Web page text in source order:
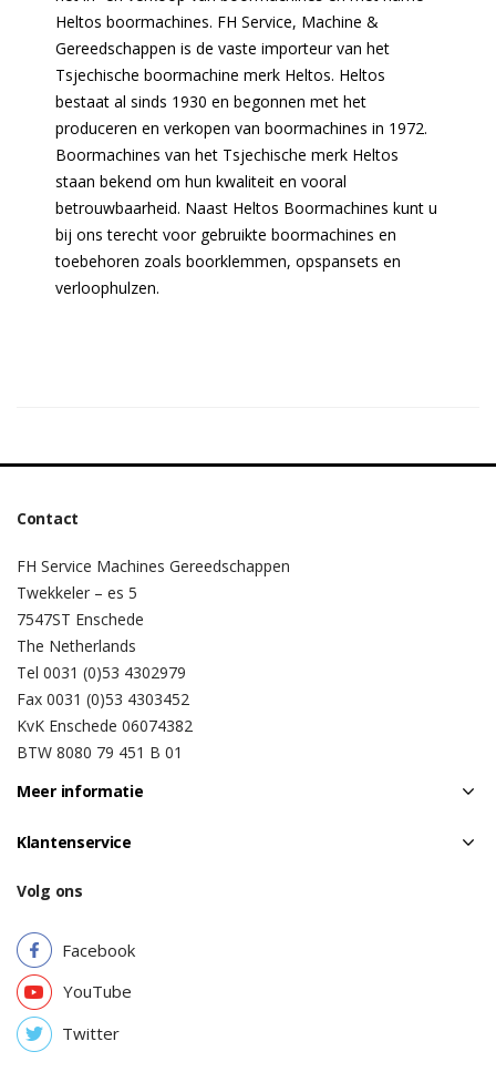
Heltos boormachines. FH Service, Machine &
Gereedschappen is de vaste importeur van het
Tsjechische boormachine merk Heltos. Heltos
bestaat al sinds 1930 en begonnen met het
produceren en verkopen van boormachines in 1972.
Boormachines van het Tsjechische merk Heltos
staan bekend om hun kwaliteit en vooral
betrouwbaarheid. Naast Heltos Boormachines kunt u
bij ons terecht voor gebruikte boormachines en
toebehoren zoals boorklemmen, opspansets en
verloophulzen.
Contact
FH Service Machines Gereedschappen
Twekkeler – es 5
7547ST Enschede
The Netherlands
Tel 0031 (0)53 4302979
Fax 0031 (0)53 4303452
KvK Enschede 06074382
BTW 8080 79 451 B 01
Meer informatie
Klantenservice
Volg ons
Facebook
YouTube
Twitter